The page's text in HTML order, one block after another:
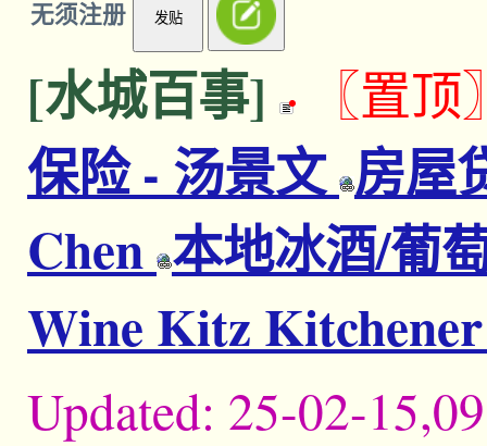
无须注册 发贴
[水城百事] 〖置顶
保险 - 汤景文 房屋
Chen 本地冰酒/葡
Wine Kitz
Updated: 25-02-